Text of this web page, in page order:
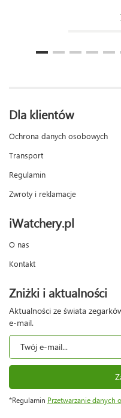
Dla klientów
Ochrona danych osobowych
Transport
Regulamin
Zwroty i reklamacje
iWatchery.pl
O nas
Kontakt
Zniżki i aktualności
Aktualności ze świata
e-mail.
*Regulamin Przetwarzanie danych